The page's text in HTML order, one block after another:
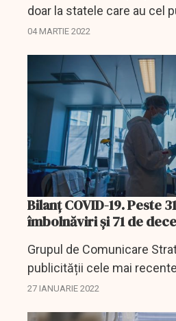
doar la statele care au cel
locuitori şi unde rata de
04 MARTIE 2022
Bilanț COVID-19. Peste
îmbolnăviri și 71 de
Grupul de Comunicare
publicității cele mai
de situația pandemiei de
27 IANUARIE 2022